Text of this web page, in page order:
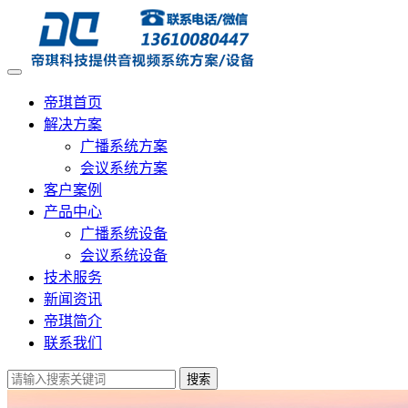
帝琪首页
解决方案
广播系统方案
会议系统方案
客户案例
产品中心
广播系统设备
会议系统设备
技术服务
新闻资讯
帝琪简介
联系我们